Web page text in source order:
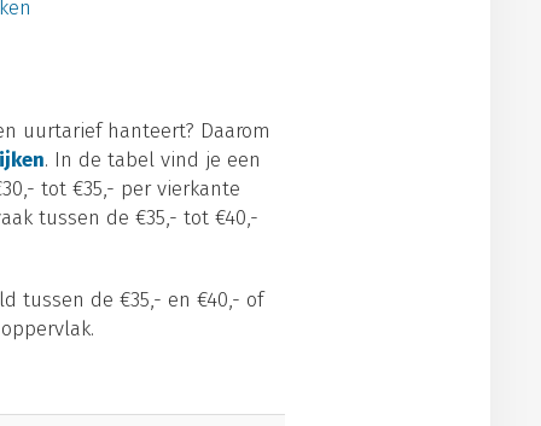
uurtarief hanteert? Daarom
. In de tabel vind je een
tot €35,- per vierkante
tussen de €35,- tot €40,-
tussen de €35,- en €40,- of